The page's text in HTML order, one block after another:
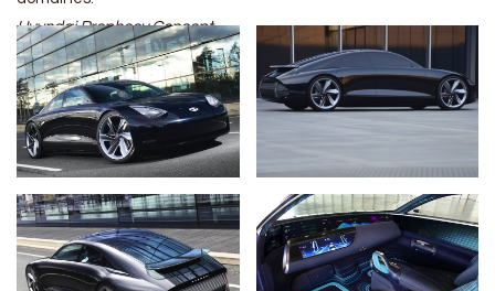
Hyundai Prophecy Concept